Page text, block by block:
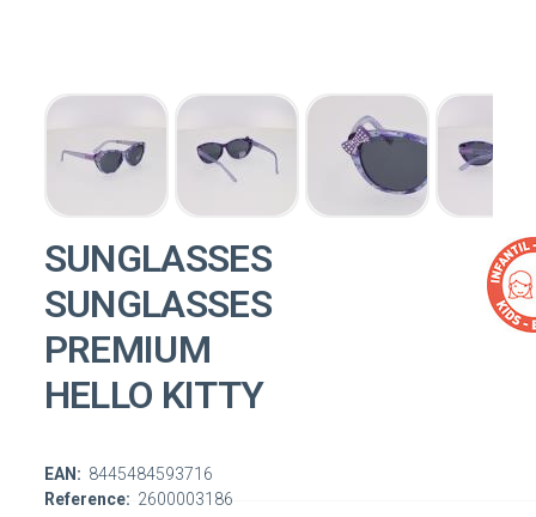
SUNGLASSES
SUNGLASSES
PREMIUM
HELLO KITTY
Reference: 2600003186
EAN: 8445484593716